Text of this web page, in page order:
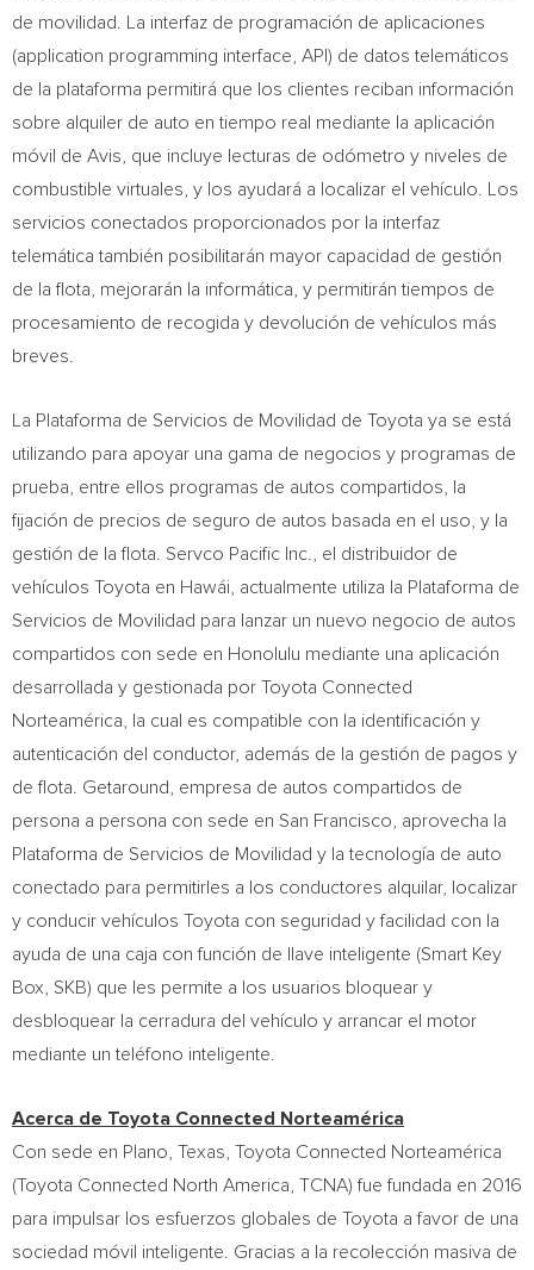
de movilidad. La interfaz de programación de aplicaciones
(application programming interface, API) de datos telemáticos
de la plataforma permitirá que los clientes reciban información
sobre alquiler de auto en tiempo real mediante la aplicación
móvil de Avis, que incluye lecturas de odómetro y niveles de
combustible virtuales, y los ayudará a localizar el vehículo. Los
servicios conectados proporcionados por la interfaz
telemática también posibilitarán mayor capacidad de gestión
de la flota, mejorarán la informática, y permitirán tiempos de
procesamiento de recogida y devolución de vehículos más
breves.
La Plataforma de Servicios de Movilidad de Toyota ya se está
utilizando para apoyar una gama de negocios y programas de
prueba, entre ellos programas de autos compartidos, la
fijación de precios de seguro de autos basada en el uso, y la
gestión de la flota. Servco Pacific Inc., el distribuidor de
vehículos Toyota en Hawái, actualmente utiliza la Plataforma de
Servicios de Movilidad para lanzar un nuevo negocio de autos
compartidos con sede en Honolulu mediante una aplicación
desarrollada y gestionada por Toyota Connected
Norteamérica, la cual es compatible con la identificación y
autenticación del conductor, además de la gestión de pagos y
de flota. Getaround, empresa de autos compartidos de
persona a persona con sede en San Francisco , aprovecha la
Plataforma de Servicios de Movilidad y la tecnología de auto
conectado para permitirles a los conductores alquilar, localizar
y conducir vehículos Toyota con seguridad y facilidad con la
ayuda de una caja con función de llave inteligente (Smart Key
Box, SKB) que les permite a los usuarios bloquear y
desbloquear la cerradura del vehículo y arrancar el motor
mediante un teléfono inteligente.
Acerca de Toyota Connected Norteamérica
Con sede en Plano, Texas , Toyota Connected Norteamérica
(Toyota Connected North America, TCNA) fue fundada en 2016
para impulsar los esfuerzos globales de Toyota a favor de una
sociedad móvil inteligente. Gracias a la recolección masiva de